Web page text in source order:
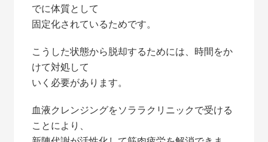
でに体質として
固定化されているためです。
こうした状態から脱却するためには、時間をか
けて対処して
いく必要があります。
血液クレンジングをソララクリニックで受ける
ことにより、